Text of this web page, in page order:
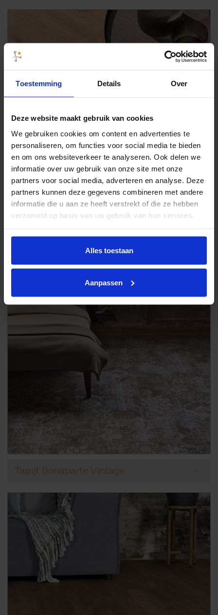
Toestemming Details Over
Deze website maakt gebruik van cookies
We gebruiken cookies om content en advertenties te
personaliseren, om functies voor social media te bieden
en om ons websiteverkeer te analyseren. Ook delen we
informatie over uw gebruik van onze site met onze
partners voor social media, adverteren en analyse. Deze
partners kunnen deze gegevens combineren met andere
informatie die u aan ze heeft verstrekt of die ze hebben
verzameld op basis van uw gebruik van hun services.
Alles toestaan
Aanpassen
Tapijt Bonaparte Vintage